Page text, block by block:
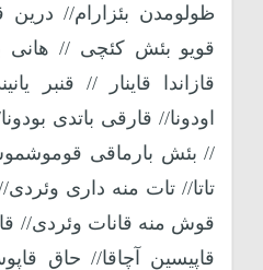
ظولومدن بئزارام//
قویو بئش کئچی // هانی
قازاندا قاینار // قنبر
اودونا// قارقی باتدی
// بئش بارماقی
تاتا// تات منه داری
قوش منه قانات وئردی//
قاپیسین آچاقا// حاق